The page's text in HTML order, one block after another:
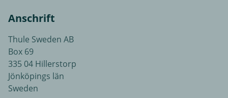
Anschrift
Thule Sweden AB
Box 69
335 04 Hillerstorp
Jönköpings län
Sweden